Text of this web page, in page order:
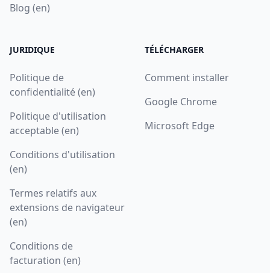
Blog (en)
JURIDIQUE
Politique de
confidentialité (en)
Politique d'utilisation
acceptable (en)
Conditions d'utilisation
(en)
Termes relatifs aux
extensions de navigateur
(en)
Conditions de
facturation (en)
TÉLÉCHARGER
Comment installer
Google Chrome
Microsoft Edge